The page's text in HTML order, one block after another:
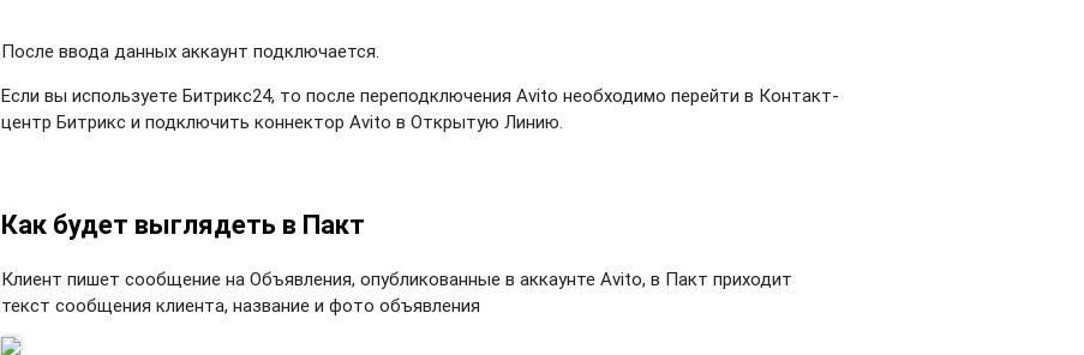
После ввода данных аккаунт подключается.
Если вы используете Битрикс24, то после переподключения Avito необходимо перейти в Контакт-
центр Битрикс и подключить коннектор Avito в Открытую Линию.
Как будет выглядеть в Пакт
Клиент пишет сообщение на Объявления, опубликованные в аккаунте Avito, в Пакт приходит
текст сообщения клиента, название и фото объявления